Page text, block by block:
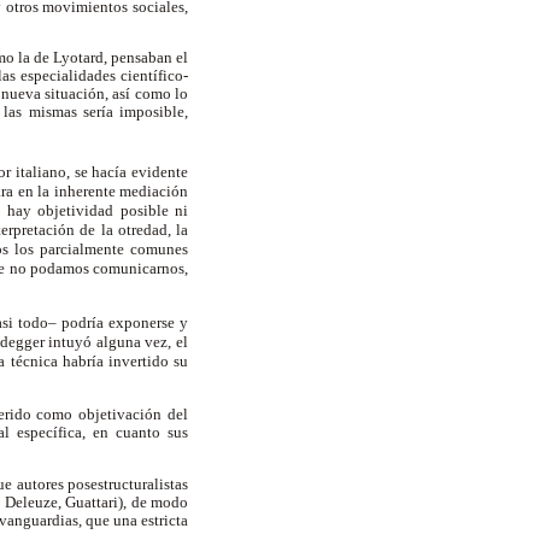
movimientos sociales,
la de Lyotard, pensaban el
especialidades científico-
situación, así como lo
mismas sería imposible,
italiano, se hacía evidente
en la inherente mediación
hay objetividad posible ni
de la otredad, la
los parcialmente comunes
podamos comunicarnos,
todo– podría exponerse y
intuyó alguna vez, el
técnica habría invertido su
como objetivación del
específica, en cuanto sus
autores posestructuralistas
Guattari), de modo
que una estricta